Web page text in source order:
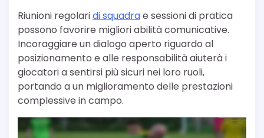
Riunioni regolaridi squadrae sessioni di pratica
possono favorire migliori abilità comunicative.
Incoraggiare un dialogo aperto riguardo al
posizionamento e alle responsabilità aiuterà i
giocatori a sentirsi più sicuri nei loro ruoli,
portando a un miglioramento delle prestazioni
complessive in campo.